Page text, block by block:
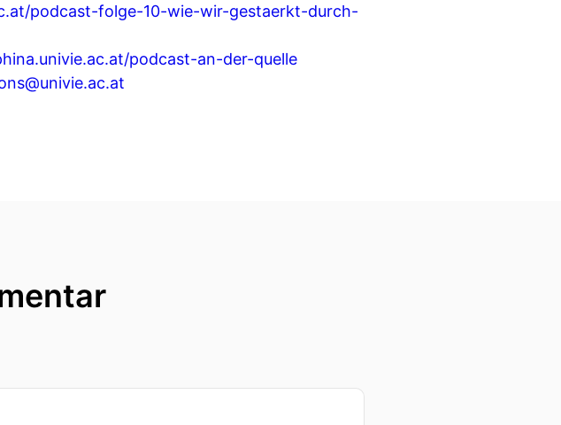
podcast-folge-10-wie-wir-gestaerkt-durch-
podcast-an-der-quelle